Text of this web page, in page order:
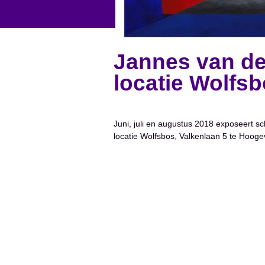
Jannes van
locatie
Juni, juli en augustus 2018 exposeert
locatie Wolfsbos, Valkenlaan 5 te